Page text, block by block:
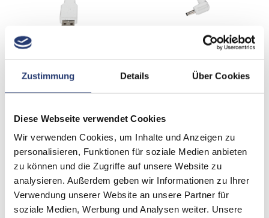
Zustimmung Details Über Cookies
Diese Webseite verwendet Cookies
Wir verwenden Cookies, um Inhalte und Anzeigen zu
personalisieren, Funktionen für soziale Medien anbieten
zu können und die Zugriffe auf unsere Website zu
analysieren. Außerdem geben wir Informationen zu Ihrer
Verwendung unserer Website an unsere Partner für
soziale Medien, Werbung und Analysen weiter. Unsere
Zum Warenkorb hinzufügen
Artikelnummer: FP5-USBC
Kurzes Kabel zur Stromversorgung Ihrer NYX Bulb